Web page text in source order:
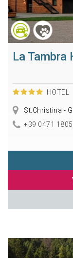
La Tambra
HOTEL
St.Christina -
+39 0471